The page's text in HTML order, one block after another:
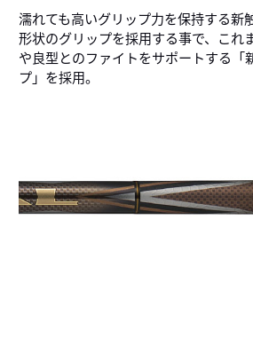
濡れても高いグリップ力を保持する新
形状のグリップを採用する事で、これ
や良型とのファイトをサポートする「
プ」を採用。